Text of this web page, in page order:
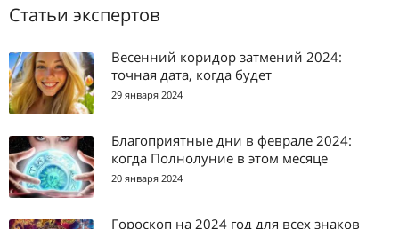
Статьи экспертов
Весенний коридор затмений 2024:
точная дата, когда будет
29 января 2024
Благоприятные дни в феврале 2024:
когда Полнолуние в этом месяце
20 января 2024
Гороскоп на 2024 год для всех знаков